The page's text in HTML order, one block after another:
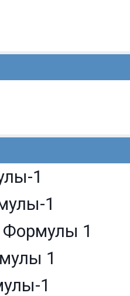
1
1
1
1
1